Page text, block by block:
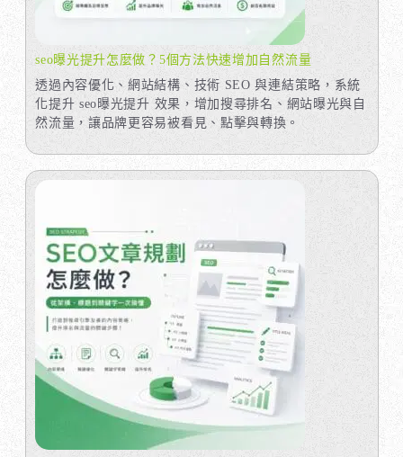
seo曝光提升怎麼做？5個方法快速增加自然流量
透過內容優化、網站結構、技術 SEO 與連結策略，系統
化提升 seo曝光提升 效果，增加搜尋排名、網站曝光與自
然流量，讓品牌更容易被看見、點擊與轉換。